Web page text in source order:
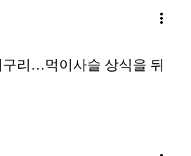
more_vert
리…먹이사슬 상식을 뒤